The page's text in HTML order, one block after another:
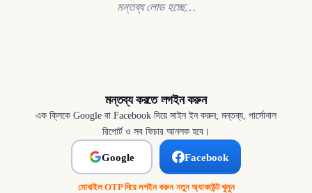
মন্তব্য লোড হচ্ছে…
মন্তব্য করতে লগইন করুন
এক ক্লিকে Google বা Facebook দিয়ে সাইন ইন করুন; মন্তব্য, পার্সোনাল
রিপোর্ট ও সব ফিচার আনলক হবে।
Google Facebook
মোবাইল OTP দিয়ে লগইন করুন·নতুন অ্যাকাউন্ট খুলুন